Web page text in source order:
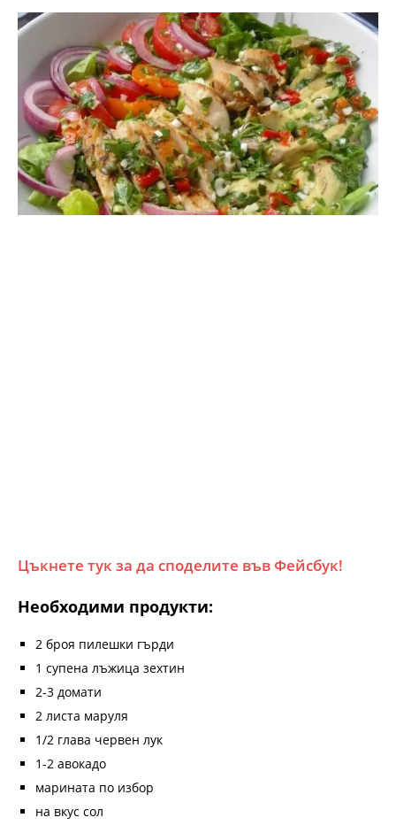
Цъкнете тук за да споделите във Фейсбук!
Необходими продукти:
2 броя пилешки гърди
1 супена лъжица зехтин
2-3 домати
2 листа маруля
1/2 глава червен лук
1-2 авокадо
марината по избор
на вкус сол